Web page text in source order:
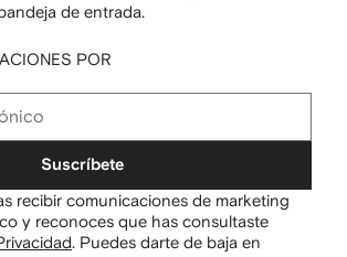
de entrada.
POR
Suscríbete
recibir comunicaciones de marketing
y reconoces que has consultaste
Puedes darte de baja en